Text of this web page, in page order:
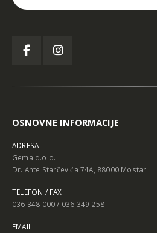
OSNOVNE INFORMACIJE
ADRESA
Gema d.o.o.
Dr. Ante Starčevića 74A, 88000 Mostar
TELEFON / FAX
036 348 000 / 036 349 258
EMAIL